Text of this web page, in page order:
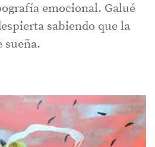
emocional. Galué
sabiendo que la
sueña.